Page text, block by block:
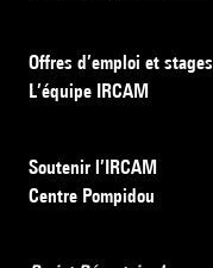
Offres d’emploi et stages
L’équipe IRCAM
Soutenir l’IRCAM
Centre Pompidou